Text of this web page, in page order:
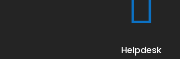
Helpdesk